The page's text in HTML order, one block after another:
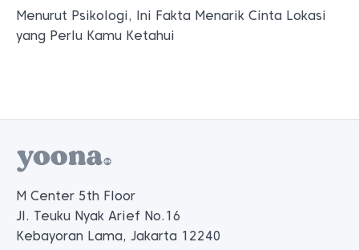
Menurut Psikologi, Ini Fakta Menarik Cinta Lokasi
yang Perlu Kamu Ketahui
M Center 5th Floor
Jl. Teuku Nyak Arief No.16
Kebayoran Lama, Jakarta 12240